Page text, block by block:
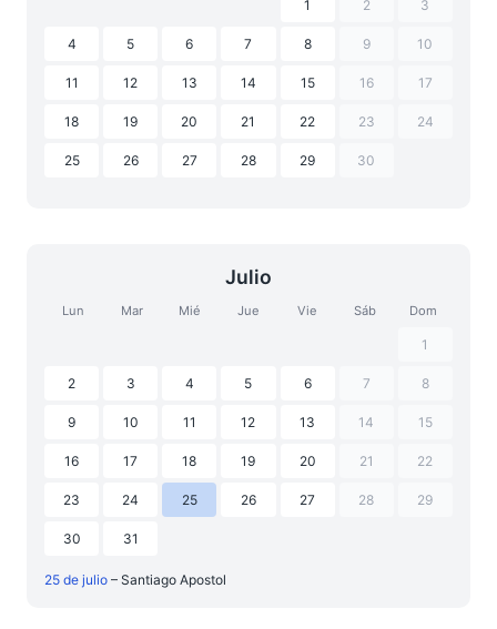
1 2 3
4 5 6 7 8 9 10
11 12 13 14 15 16 17
18 19 20 21 22 23 24
25 26 27 28 29 30
Julio
Lun Mar Mié Jue Vie Sáb Dom
1
2 3 4 5 6 7 8
9 10 11 12 13 14 15
16 17 18 19 20 21 22
23 24 25 26 27 28 29
30 31
25 de julio – Santiago Apostol